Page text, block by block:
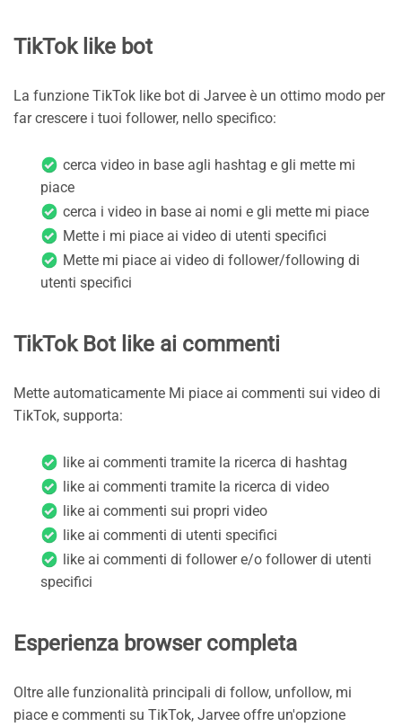
TikTok like bot
La funzione TikTok like bot di Jarvee è un ottimo modo per
far crescere i tuoi follower, nello specifico:
cerca video in base agli hashtag e gli mette mi
piace
cerca i video in base ai nomi e gli mette mi piace
Mette i mi piace ai video di utenti specifici
Mette mi piace ai video di follower/following di
utenti specifici
TikTok Bot like ai commenti
Mette automaticamente Mi piace ai commenti sui video di
TikTok, supporta:
like ai commenti tramite la ricerca di hashtag
like ai commenti tramite la ricerca di video
like ai commenti sui propri video
like ai commenti di utenti specifici
like ai commenti di follower e/o follower di utenti
specifici
Esperienza browser completa
Oltre alle funzionalità principali di follow, unfollow, mi
piace e commenti su TikTok, Jarvee offre un'opzione